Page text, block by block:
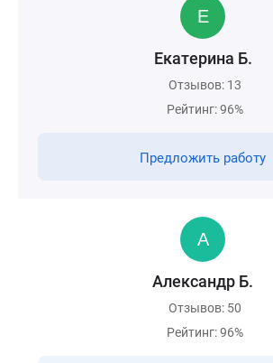
Екатерина Б.
Отзывов: 13
Рейтинг: 96%
Предложить работу
Александр Б.
Отзывов: 50
Рейтинг: 96%